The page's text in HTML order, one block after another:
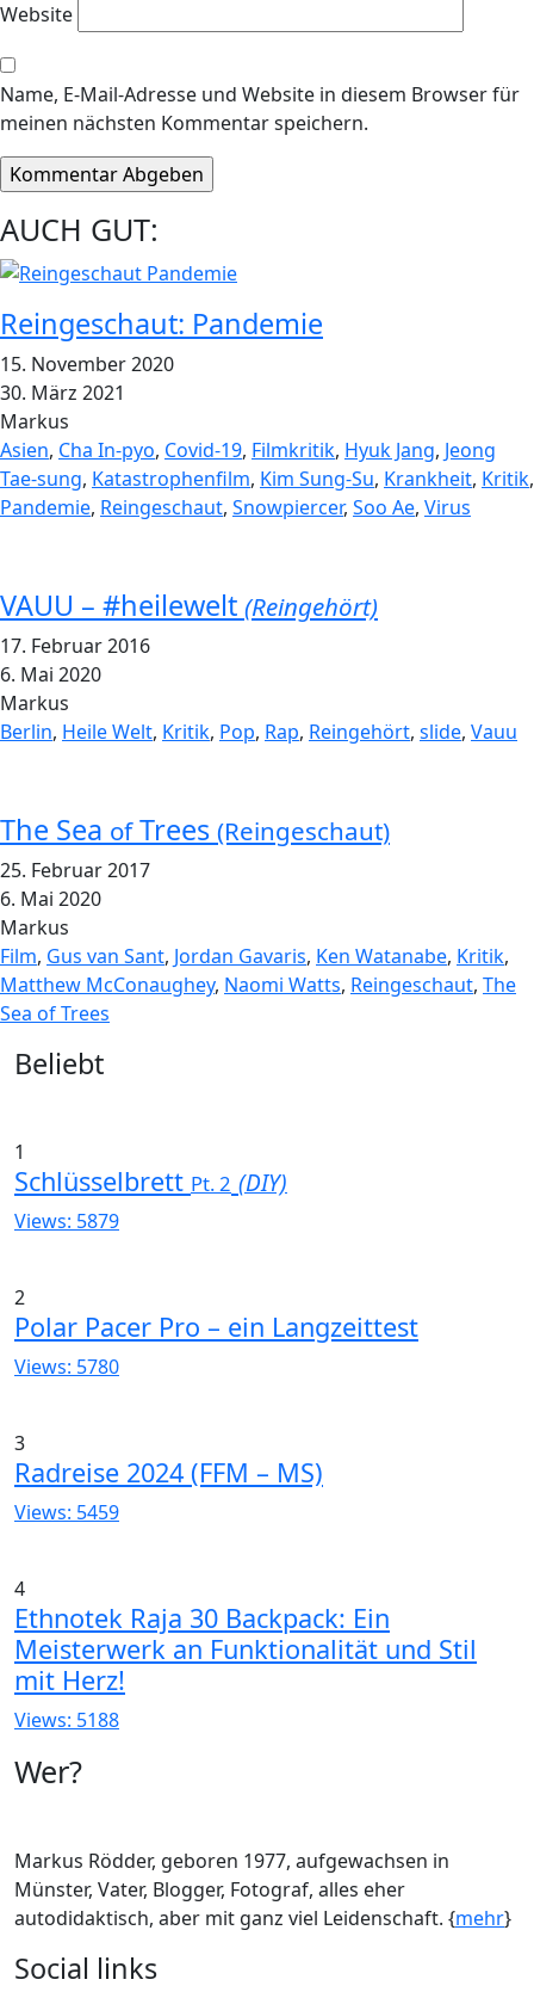
Website
Name, E-Mail-Adresse und Website in diesem Browser für
meinen nächsten Kommentar speichern.
AUCH GUT:
Reingeschaut: Pandemie
15. November 2020
30. März 2021
Markus
Asien, Cha In-pyo, Covid-19, Filmkritik, Hyuk Jang, Jeong
Tae-sung, Katastrophenfilm, Kim Sung-Su, Krankheit, Kritik,
Pandemie, Reingeschaut, Snowpiercer, Soo Ae, Virus
VAUU – #heilewelt (Reingehört)
17. Februar 2016
6. Mai 2020
Markus
Berlin, Heile Welt, Kritik, Pop, Rap, Reingehört, slide, Vauu
The Sea ofTrees (Reingeschaut)
25. Februar 2017
6. Mai 2020
Markus
Film, Gus van Sant, Jordan Gavaris, Ken Watanabe, Kritik,
Matthew McConaughey, Naomi Watts, Reingeschaut, The
Sea of Trees
Widgets
Beliebt
1
Schlüsselbrett Pt. 2 (DIY)
Views: 5879
2
Polar Pacer Pro – ein Langzeittest
Views: 5780
3
Radreise 2024 (FFM – MS)
Views: 5459
4
Ethnotek Raja 30 Backpack: Ein
Meisterwerk an Funktionalität und Stil
mit Herz!
Views: 5188
Wer?
Markus Rödder, geboren 1977, aufgewachsen in
Münster, Vater, Blogger, Fotograf, alles eher
autodidaktisch, aber mit ganz viel Leidenschaft. {mehr}
Social links